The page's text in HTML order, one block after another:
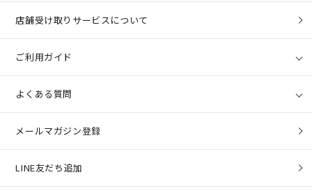
店舗受け取りサービスについて
ご利用ガイド
よくある質問
メールマガジン登録
LINE友だち追加